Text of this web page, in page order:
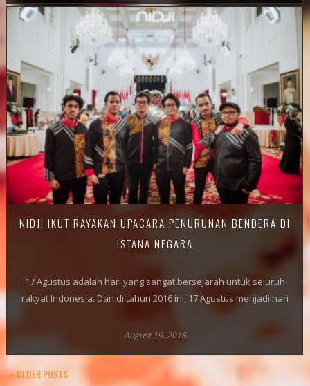
NIDJI IKUT RAYAKAN UPACARA PENURUNAN BENDERA DI
ISTANA NEGARA
17 Agustus adalah hari yang sangat bersejarah untuk seluruh
rakyat Indonesia. Dan di tahun 2016 ini, 17 Agustus menjadi hari
August 19, 2016
« OLDER POSTS